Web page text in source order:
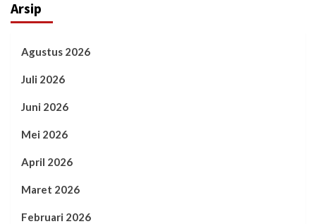
Arsip
Agustus 2026
Juli 2026
Juni 2026
Mei 2026
April 2026
Maret 2026
Februari 2026